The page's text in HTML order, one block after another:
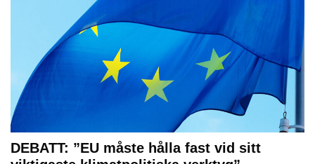
DEBATT: ”EU måste hålla fast vid sitt